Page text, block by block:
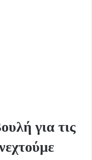
για τις